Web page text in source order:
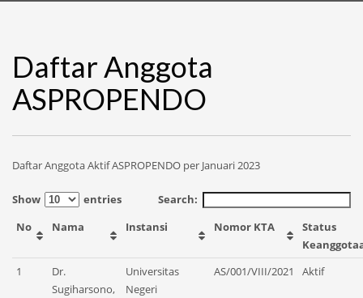
Daftar Anggota
ASPROPENDO
Daftar Anggota Aktif ASPROPENDO per Januari 2023
Show entries
Search:
No
Nama Instansi Nomor KTA
Status
1
Dr.
Sugiharsono,
Universitas
Negeri
AS/001/VIII/2021 Aktif